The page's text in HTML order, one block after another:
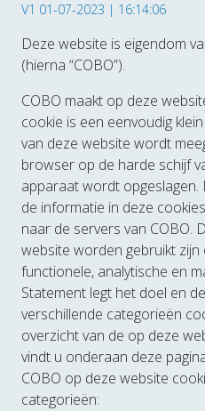
V1 01-07-2023 | 16:14:06
Deze website is eigendom
(hierna “COBO”).
COBO maakt op deze
cookie is een eenvoudig
van deze website wordt
browser op de harde schijf
apparaat wordt opgeslagen.
de informatie in deze
naar de servers van COBO.
website worden gebruikt
functionele, analytische en
Statement legt het doel en
verschillende categorieën
overzicht van de op deze
vindt u onderaan deze
COBO op deze website
categorieën: